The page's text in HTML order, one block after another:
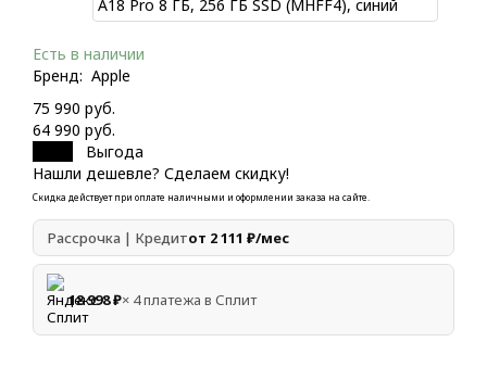
Есть в наличии
Бренд: Apple
75 990 руб.
64 990 руб.
Выгода
Нашли дешевле? Сделаем скидку!
Скидка действует при оплате наличными и оформлении заказа на сайте.
Рассрочка | Кредитот 2 111 ₽/мес
18 998 ₽× 4 платежа в Сплит